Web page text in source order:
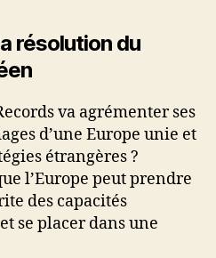
résolution du
va agrémenter ses
d’une Europe unie et
étrangères ?
l’Europe peut prendre
des capacités
se placer dans une